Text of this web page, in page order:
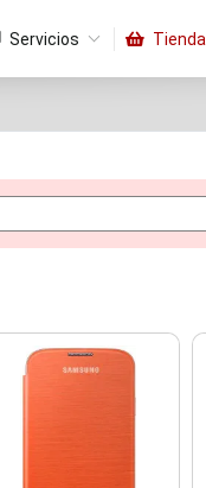
Servicios Tienda